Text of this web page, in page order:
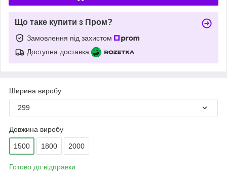
Що таке купити з Пром?
Замовлення під захистом
Доступна доставка
Ширина виробу
299
Довжина виробу
1500 1800 2000
Готово до відправки